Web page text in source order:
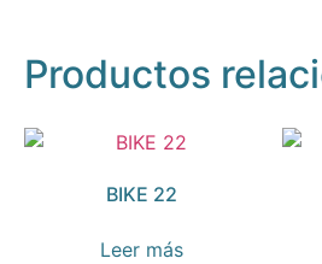
Productos
BIKE 22
Leer más